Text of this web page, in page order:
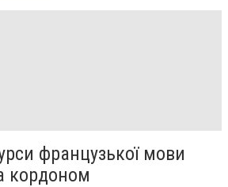
французької мови
кордоном